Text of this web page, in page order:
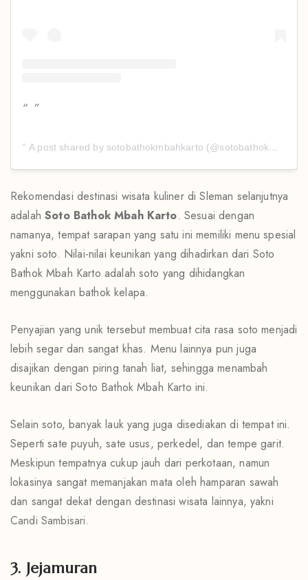
A post shared by sotobathokmbahkarto (@sotobathokmbahkarto)
Rekomendasi destinasi wisata kuliner di Sleman selanjutnya
adalahSoto Bathok Mbah Karto. Sesuai dengan
namanya, tempat sarapan yang satu ini memiliki menu spesial
yakni soto. Nilai-nilai keunikan yang dihadirkan dari Soto
Bathok Mbah Karto adalah soto yang dihidangkan
menggunakan bathok kelapa.
Penyajian yang unik tersebut membuat cita rasa soto menjadi
lebih segar dan sangat khas. Menu lainnya pun juga
disajikan dengan piring tanah liat, sehingga menambah
keunikan dari Soto Bathok Mbah Karto ini.
Selain soto, banyak lauk yang juga disediakan di tempat ini.
Seperti sate puyuh, sate usus, perkedel, dan tempe garit.
Meskipun tempatnya cukup jauh dari perkotaan, namun
lokasinya sangat memanjakan mata oleh hamparan sawah
dan sangat dekat dengan destinasi wisata lainnya, yakni
Candi Sambisari.
3. Jejamuran